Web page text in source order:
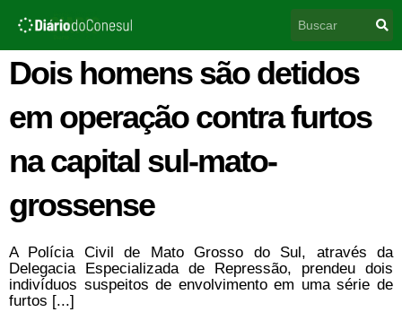
para
conteúdo
Dois homens são detidos
em operação contra furtos
na capital sul-mato-
grossense
A Polícia Civil de Mato Grosso do Sul, através da
Delegacia Especializada de Repressão, prendeu dois
indivíduos suspeitos de envolvimento em uma série de
furtos [...]